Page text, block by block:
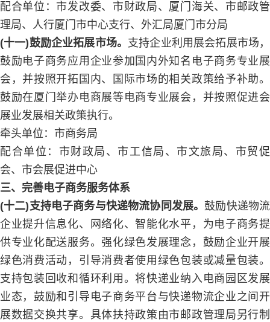
配合单位：市发改委、市财政局、厦门海关、市邮政管
理局、人行厦门市中心支行、外汇局厦门市分局
(十一)鼓励企业拓展市场。 支持企业利用展会拓展市场，
鼓励电子商务应用企业参加国内外知名电子商务专业展
会，并按照开拓国内、国际市场的相关政策给予补助。
鼓励在厦门举办电商展等电商专业展会，并按照促进会
展业发展相关政策执行。
牵头单位：市商务局
配合单位：市财政局、市工信局、市文旅局、市贸促
会、市会展促进中心
三、完善电子商务服务体系
(十二)支持电子商务与快递物流协同发展。 鼓励快递物流
企业提升信息化、网络化、智能化水平，为电子商务提
供专业化配送服务。强化绿色发展理念，鼓励企业开展
绿色消费活动，引导消费者使用绿色包装或减量包装。
支持包装回收和循环利用。将快递业纳入电商园区发展
业态，鼓励和引导电子商务平台与快递物流企业之间开
展数据交换共享。具体扶持政策由市邮政管理局另行制